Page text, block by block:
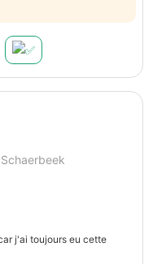
j'ai toujours eu cette